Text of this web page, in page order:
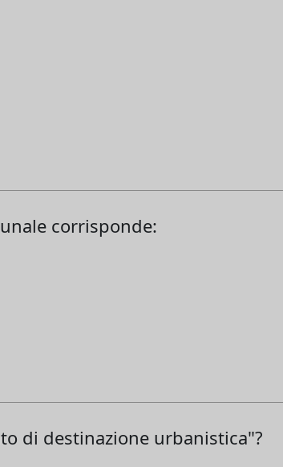
corrisponde:
di destinazione urbanistica"?